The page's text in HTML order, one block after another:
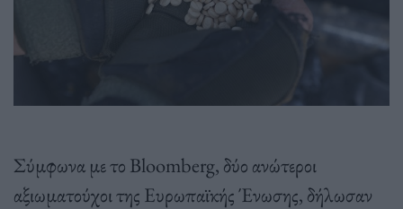
Σύμφωνα με το Bloomberg, δύο ανώτεροι
αξιωματούχοι της Ευρωπαϊκής Ένωσης, δήλωσαν